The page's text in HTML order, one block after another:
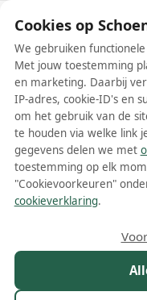
Dwrs dames
Meer lezen
Cookies op
We gebruiken
Met jouw toestemming
en marketing. Daarbij
IP-adres, cookie-ID's en
om het gebruik van de
te houden via welke link
gegevens delen we met
toestemming op elk
"Cookievoorkeuren"
cookieverklaring.